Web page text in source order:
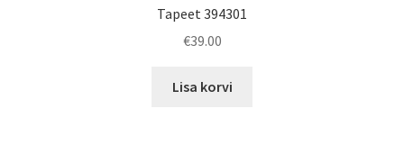
Tapeet 394301
€39.00
Lisa korvi